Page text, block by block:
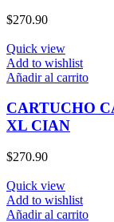
$270.90
Quick view
Add to wishlist
Añadir al carrito
CARTUCHO
XL CIAN
$270.90
Quick view
Add to wishlist
Añadir al carrito